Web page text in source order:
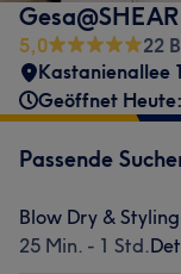
5,0
22
Kastanienallee
Geöffnet
Passende
Blow Dry &
25 Min. - 1 Std.